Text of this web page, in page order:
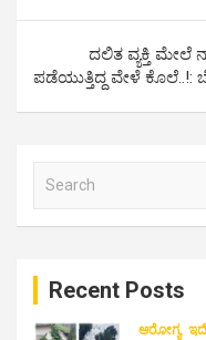
s
a
g
ದಲಿತ ವ್ಯಕ್ತಿ ಮೇಲೆ
ಪಡೆಯುತ್ತಿದ್ದ ವೇಳೆ
Recent Posts
ಆರೋಗ್ಯ